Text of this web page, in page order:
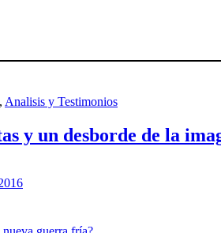
, Analisis y Testimonios
y un desborde de la